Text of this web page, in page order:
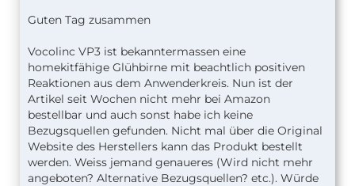
Guten Tag zusammen
Vocolinc VP3 ist bekanntermassen eine
homekitfähige Glühbirne mit beachtlich positiven
Reaktionen aus dem Anwenderkreis. Nun ist der
Artikel seit Wochen nicht mehr bei Amazon
bestellbar und auch sonst habe ich keine
Bezugsquellen gefunden. Nicht mal über die Original
Website des Herstellers kann das Produkt bestellt
werden. Weiss jemand genaueres (Wird nicht mehr
angeboten? Alternative Bezugsquellen? etc.). Würde